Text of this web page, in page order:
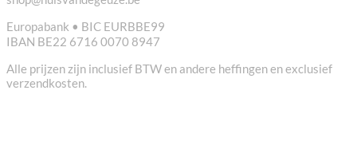
Europabank • BIC EURBBE99
IBAN BE22 6716 0070 8947
Alle prijzen zijn inclusief BTW en andere heffingen en exclusief
verzendkosten.